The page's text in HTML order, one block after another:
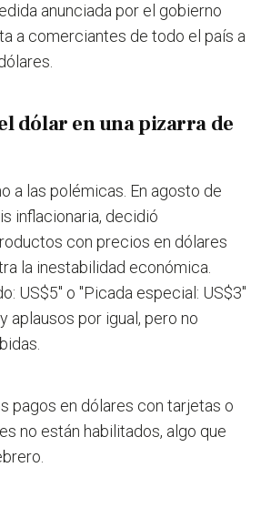
anunciada por el gobierno
a comerciantes de todo el país a
dólar en una pizarra de
a las polémicas. En agosto de
inflacionaria, decidió
con precios en dólares
la inestabilidad económica.
US$5" o "Picada especial: US$3"
aplausos por igual, pero no
pagos en dólares con tarjetas o
no están habilitados, algo que